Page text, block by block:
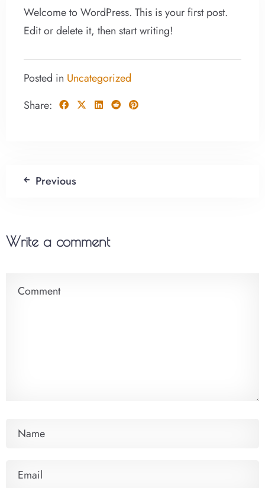
Welcome to WordPress. This is your first post.
Edit or delete it, then start writing!
Posted in Uncategorized
Share:
Previous
Write a comment